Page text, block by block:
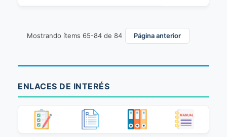
Mostrando ítems 65-84 de 84 Página anterior
ENLACES DE INTERÉS